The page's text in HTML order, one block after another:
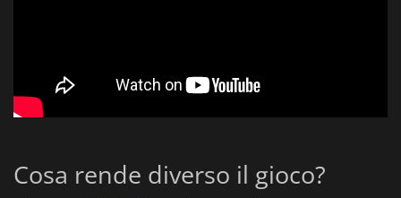
Cosa rende diverso il gioco?